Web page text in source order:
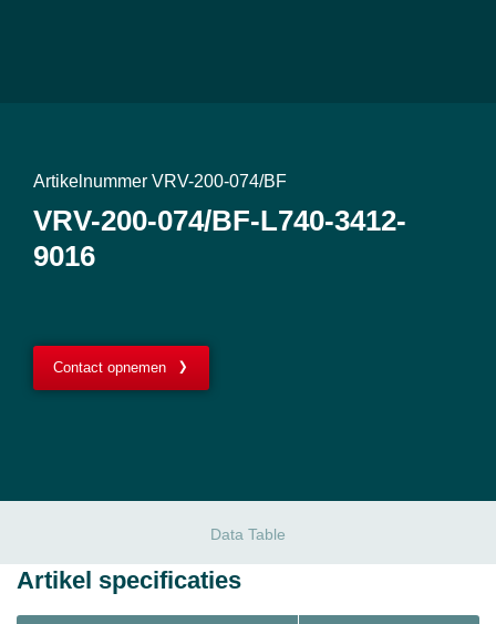
Artikelnummer VRV-200-074/BF
VRV-200-074/BF-L740-3412-
9016
Contact opnemen
Data Table
Artikel specificaties